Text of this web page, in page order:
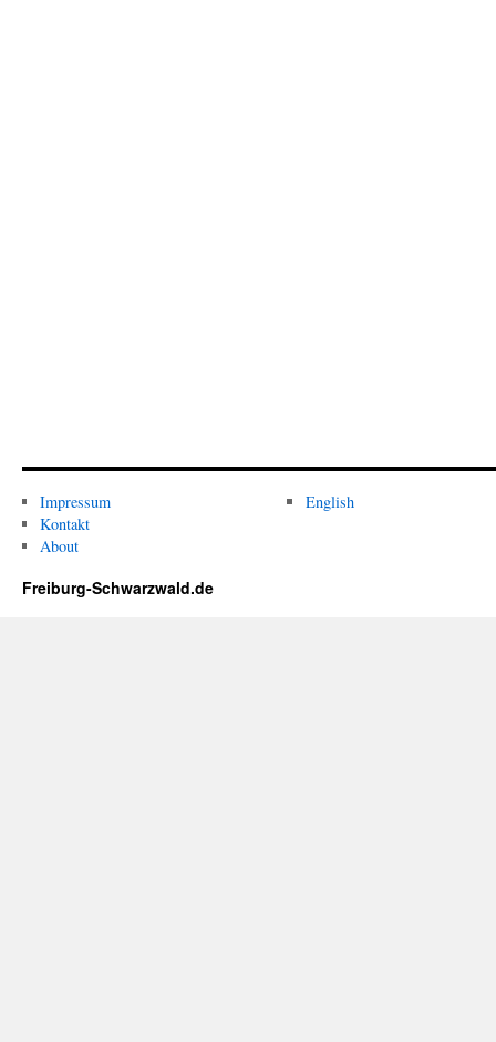
Impressum
Kontakt
About
English
Freiburg-Schwarzwald.de